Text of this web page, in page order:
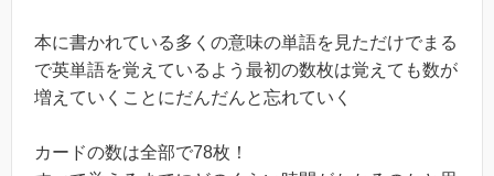
本に書かれている多くの意味の単語を見ただけでまる
で英単語を覚えているよう最初の数枚は覚えても数が
増えていくことにだんだんと忘れていく
カードの数は全部で78枚！